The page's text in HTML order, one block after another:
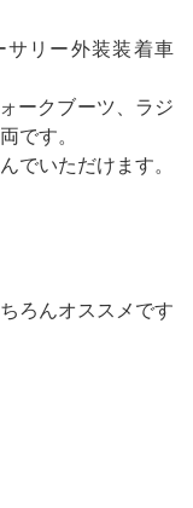
サリー外装装着車
ークブーツ、ラジ
です。
でいただけます。
ろんオススメです